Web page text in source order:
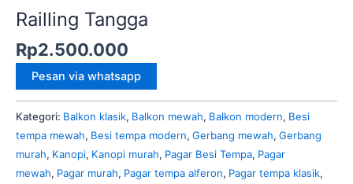
Railling Tangga
Rp2.500.000
Pesan via whatsapp
Kategori: Balkon klasik, Balkon mewah, Balkon modern, Besi
tempa mewah, Besi tempa modern, Gerbang mewah, Gerbang
murah, Kanopi, Kanopi murah, Pagar Besi Tempa, Pagar
mewah, Pagar murah, Pagar tempa alferon, Pagar tempa klasik,